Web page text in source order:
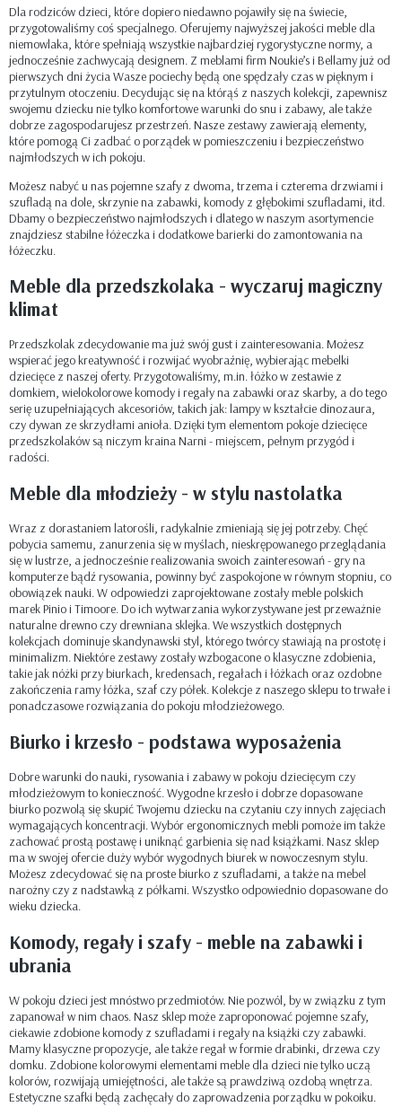
Dla rodziców dzieci, które dopiero niedawno pojawiły się na świecie,
przygotowaliśmy coś specjalnego. Oferujemy najwyższej jakości meble dla
niemowlaka, które spełniają wszystkie najbardziej rygorystyczne normy, a
jednocześnie zachwycają designem. Z meblami firm Noukie’s i Bellamy już od
pierwszych dni życia Wasze pociechy będą one spędzały czas w pięknym i
przytulnym otoczeniu. Decydując się na którąś z naszych kolekcji, zapewnisz
swojemu dziecku nie tylko komfortowe warunki do snu i zabawy, ale także
dobrze zagospodarujesz przestrzeń. Nasze zestawy zawierają elementy,
które pomogą Ci zadbać o porządek w pomieszczeniu i bezpieczeństwo
najmłodszych w ich pokoju.
Możesz nabyć u nas pojemne szafy z dwoma, trzema i czterema drzwiami i
szufladą na dole, skrzynie na zabawki, komody z głębokimi szufladami, itd.
Dbamy o bezpieczeństwo najmłodszych i dlatego w naszym asortymencie
znajdziesz stabilne łóżeczka i dodatkowe barierki do zamontowania na
łóżeczku.
Meble dla przedszkolaka - wyczaruj magiczny
klimat
Przedszkolak zdecydowanie ma już swój gust i zainteresowania. Możesz
wspierać jego kreatywność i rozwijać wyobraźnię, wybierając mebelki
dziecięce z naszej oferty. Przygotowaliśmy, m.in. łóżko w zestawie z
domkiem, wielokolorowe komody i regały na zabawki oraz skarby, a do tego
serię uzupełniających akcesoriów, takich jak: lampy w kształcie dinozaura,
czy dywan ze skrzydłami anioła. Dzięki tym elementom pokoje dziecięce
przedszkolaków są niczym kraina Narni - miejscem, pełnym przygód i
radości.
Meble dla młodzieży - w stylu nastolatka
Wraz z dorastaniem latorośli, radykalnie zmieniają się jej potrzeby. Chęć
pobycia samemu, zanurzenia się w myślach, nieskrępowanego przeglądania
się w lustrze, a jednocześnie realizowania swoich zainteresowań - gry na
komputerze bądź rysowania, powinny być zaspokojone w równym stopniu, co
obowiązek nauki. W odpowiedzi zaprojektowane zostały meble polskich
marek Pinio i Timoore. Do ich wytwarzania wykorzystywane jest przeważnie
naturalne drewno czy drewniana sklejka. We wszystkich dostępnych
kolekcjach dominuje skandynawski styl, którego twórcy stawiają na prostotę i
minimalizm. Niektóre zestawy zostały wzbogacone o klasyczne zdobienia,
takie jak nóżki przy biurkach, kredensach, regałach i łóżkach oraz ozdobne
zakończenia ramy łóżka, szaf czy półek. Kolekcje z naszego sklepu to trwałe i
ponadczasowe rozwiązania do pokoju młodzieżowego.
Biurko i krzesło - podstawa wyposażenia
Dobre warunki do nauki, rysowania i zabawy w pokoju dziecięcym czy
młodzieżowym to konieczność. Wygodne krzesło i dobrze dopasowane
biurko pozwolą się skupić Twojemu dziecku na czytaniu czy innych zajęciach
wymagających koncentracji. Wybór ergonomicznych mebli pomoże im także
zachować prostą postawę i uniknąć garbienia się nad książkami. Nasz sklep
ma w swojej ofercie duży wybór wygodnych biurek w nowoczesnym stylu.
Możesz zdecydować się na proste biurko z szufladami, a także na mebel
narożny czy z nadstawką z półkami. Wszystko odpowiednio dopasowane do
wieku dziecka.
Komody, regały i szafy - meble na zabawki i
ubrania
W pokoju dzieci jest mnóstwo przedmiotów. Nie pozwól, by w związku z tym
zapanował w nim chaos. Nasz sklep może zaproponować pojemne szafy,
ciekawie zdobione komody z szufladami i regały na książki czy zabawki.
Mamy klasyczne propozycje, ale także regał w formie drabinki, drzewa czy
domku. Zdobione kolorowymi elementami meble dla dzieci nie tylko uczą
kolorów, rozwijają umiejętności, ale także są prawdziwą ozdobą wnętrza.
Estetyczne szafki będą zachęcały do zaprowadzenia porządku w pokoiku.